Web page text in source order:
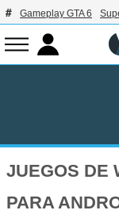
Gameplay GTA 6
JUEGOS DE
PARA